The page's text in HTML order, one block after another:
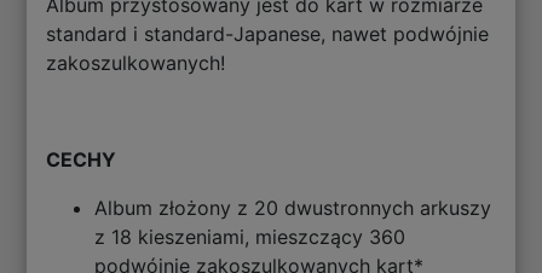
Album przystosowany jest do kart w rozmiarze
standard i standard-Japanese, nawet podwójnie
zakoszulkowanych!
CECHY
Album złożony z 20 dwustronnych arkuszy
z 18 kieszeniami, mieszczący 360
podwójnie zakoszulkowanych kart*